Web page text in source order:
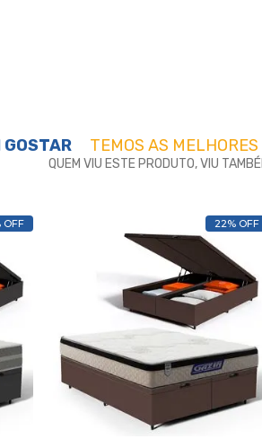
GOSTAR TEMOS AS
QUEM VIU ESTE PRODUTO, VIU
OFF 22% OFF